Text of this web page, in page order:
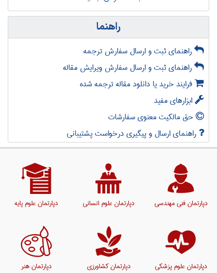
راهنما
راهنمای ثبت و ارسال سفارش ترجمه
راهنمای ثبت و ارسال سفارش ویرایش مقاله
فرایند خرید یا دانلود مقاله ترجمه شده
ابزارهای مفید
حق مالکیت معنوی سفارشات
راهنمای ارسال و پیگیری درخواست پشتیبانی
دپارتمان فنی مهندسی دپارتمان علوم انسانی دپارتمان علوم پایه
دپارتمان علوم پزشکی دپارتمان کشاورزی دپارتمان هنر